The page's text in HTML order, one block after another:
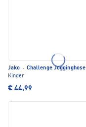
Jako · Challenge Jogginghose
Kinder
€ 44,99